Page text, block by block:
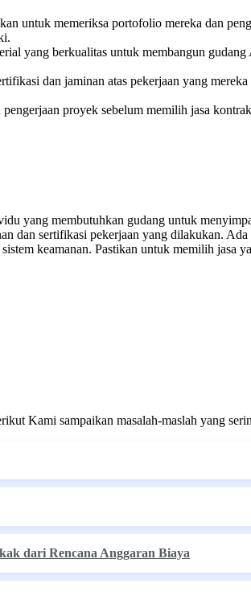
untuk memeriksa portofolio mereka dan
yang berkualitas untuk membangun
dan jaminan atas pekerjaan yang
proyek sebelum memilih jasa
yang membutuhkan gudang untuk
dan sertifikasi pekerjaan yang dilakukan.
keamanan. Pastikan untuk memilih
Kami sampaikan masalah-maslah yang
dari Rencana Anggaran Biaya